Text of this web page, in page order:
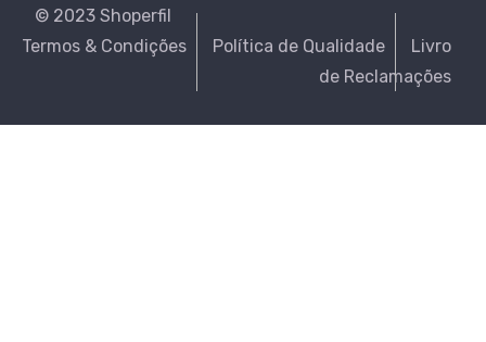
© 2023 Shoperfil
Termos & Condições
Política de Qualidade
Livro
de Reclamações